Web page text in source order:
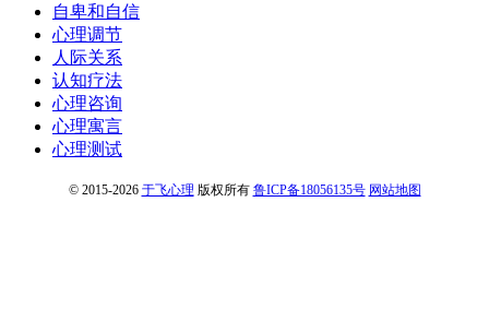
自卑和自信
心理调节
人际关系
认知疗法
心理咨询
心理寓言
心理测试
© 2015-2026 于飞心理 版权所有 鲁ICP备18056135号 网站地图